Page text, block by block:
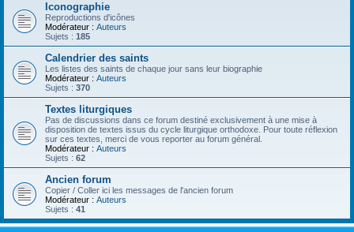
Iconographie
Reproductions d'icônes
Modérateur : Auteurs
Sujets : 185
Calendrier des saints
Les listes des saints de chaque jour sans leur biographie
Modérateur : Auteurs
Sujets : 370
Textes liturgiques
Pas de discussions dans ce forum destiné exclusivement à une mise à
disposition de textes issus du cycle liturgique orthodoxe. Pour toute réflexion
sur ces textes, merci de vous reporter au forum général.
Modérateur : Auteurs
Sujets : 62
Ancien forum
Copier / Coller ici les messages de l'ancien forum
Modérateur : Auteurs
Sujets : 41